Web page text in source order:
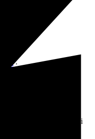
·
Bung Karno,
bersama Prof. Sukidi